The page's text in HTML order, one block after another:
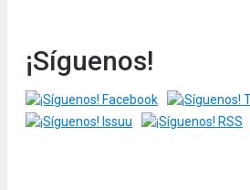
¡Síguenos!